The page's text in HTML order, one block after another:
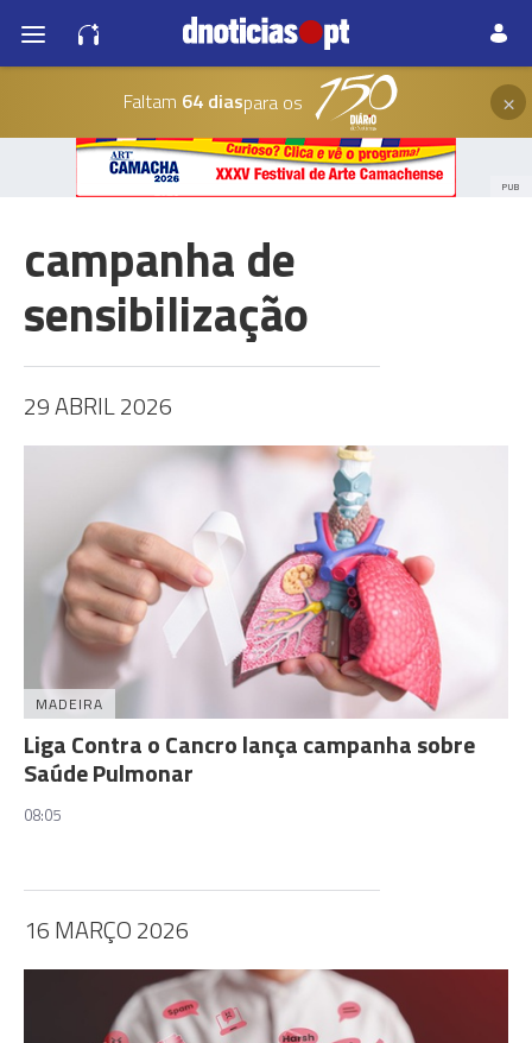
Faltam 64 diaspara os ×
PUB
campanha de
sensibilização
29 ABRIL 2026
MADEIRA
Liga Contra o Cancro lança campanha sobre
Saúde Pulmonar
08:05
16 MARÇO 2026